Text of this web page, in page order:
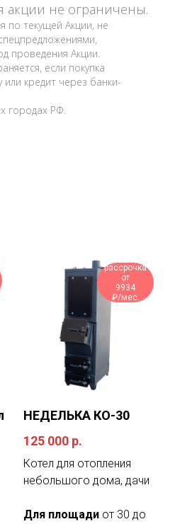
акции не ограничены.
по текущей Акции, не
проведения Акции.
если покупка
кредит через банки-
городах РФ.
рассрочка
от
9934
₽/мес.
НЕДЕЛЬКА КО-30
125 000 р.
Котел для отопления
небольшого дома, дачи
Для площади от 30 до